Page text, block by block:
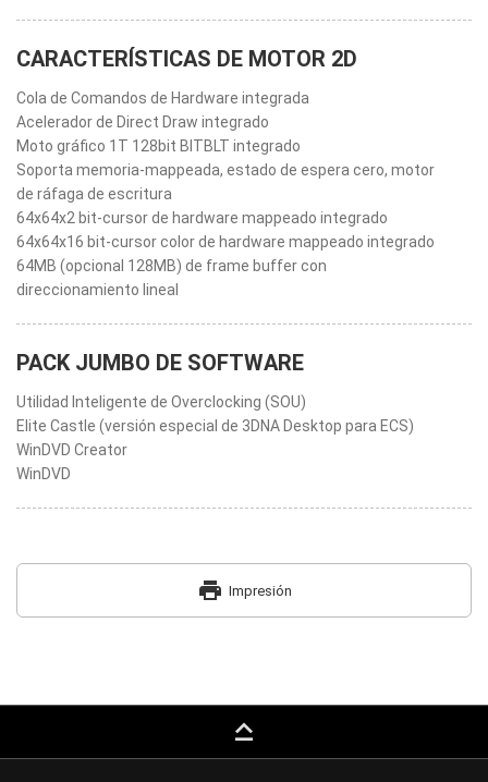
CARACTERÍSTICAS DE MOTOR 2D
Cola de Comandos de Hardware integrada
Acelerador de Direct Draw integrado
Moto gráfico 1T 128bit BITBLT integrado
Soporta memoria-mappeada, estado de espera cero, motor
de ráfaga de escritura
64x64x2 bit-cursor de hardware mappeado integrado
64x64x16 bit-cursor color de hardware mappeado integrado
64MB (opcional 128MB) de frame buffer con
direccionamiento lineal
PACK JUMBO DE SOFTWARE
Utilidad Inteligente de Overclocking (SOU)
Elite Castle (versión especial de 3DNA Desktop para ECS)
WinDVD Creator
WinDVD
print Impresión
keyboard_capslock